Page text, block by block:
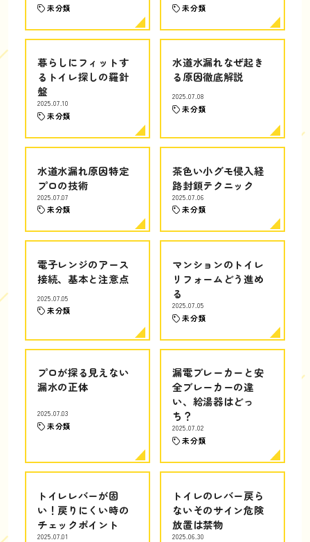
未分類 未分類
暮らしにフィットす
るトイレ探しの羅針
盤
2025.07.10
未分類
水道水漏れなぜ起き
る原因徹底解説
2025.07.08
未分類
水道水漏れ原因特定
プロの技術
2025.07.07
未分類
茶色い小グモ侵入経
路封鎖テクニック
2025.07.06
未分類
電子レンジのアース
接続、基本と注意点
2025.07.05
未分類
マンションのトイレ
リフォームどう進め
る
2025.07.05
未分類
プロが探る見えない
漏水の正体
2025.07.03
未分類
漏電ブレーカーと安
全ブレーカーの違
い、給湯器はどっ
ち？
2025.07.02
未分類
トイレレバーが固
い！戻りにくい時の
チェックポイント
2025.07.01
トイレのレバー戻ら
ないそのサイン危険
放置は禁物
2025.06.30